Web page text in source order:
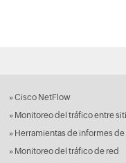
» Cisco NetFlow
» Monitoreo del tráfico entre
» Herramientas de informes de
» Monitoreo del tráfico de red